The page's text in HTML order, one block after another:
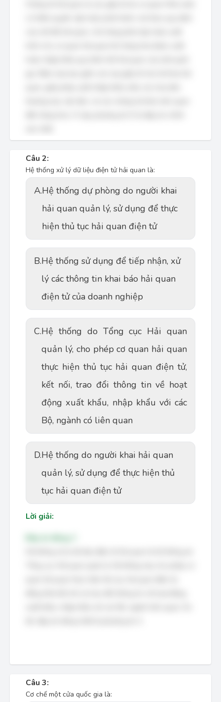
Câu 2:
Hệ thống xử lý dữ liệu điện tử hải quan là:
A.Hệ thống dự phòng do người khai
hải quan quản lý, sử dụng để thực
hiện thủ tục hải quan điện tử
B.Hệ thống sử dụng để tiếp nhận, xử
lý các thông tin khai báo hải quan
điện tử của doanh nghiệp
C.Hệ thống do Tổng cục Hải quan
quản lý, cho phép cơ quan hải quan
thực hiện thủ tục hải quan điện tử,
kết nối, trao đổi thông tin về hoạt
động xuất khẩu, nhập khẩu với các
Bộ, ngành có liên quan
D.Hệ thống do người khai hải quan
quản lý, sử dụng để thực hiện thủ
tục hải quan điện tử
Lời giải:
Câu 3:
Cơ chế một cửa quốc gia là: